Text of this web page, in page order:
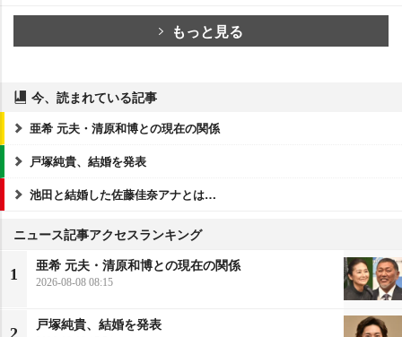
もっと見る
今、読まれている記事
亜希 元夫・清原和博との現在の関係
戸塚純貴、結婚を発表
池田と結婚した佐藤佳奈アナとは…
ニュース記事アクセスランキング
1
亜希 元夫・清原和博との現在の関係
2026-08-08 08:15
2
戸塚純貴、結婚を発表